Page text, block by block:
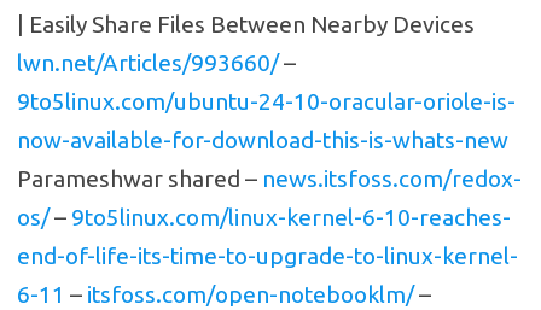
| Easily Share Files Between Nearby Devices
lwn.net/Articles/993660/–
9to5linux.com/ubuntu-24-10-oracular-oriole-is-
now-available-for-download-this-is-whats-new
Parameshwar shared – news.itsfoss.com/redox-
os/– 9to5linux.com/linux-kernel-6-10-reaches-
end-of-life-its-time-to-upgrade-to-linux-kernel-
6-11 – itsfoss.com/open-notebooklm/–